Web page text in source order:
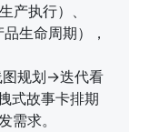
产执行）、
生命周期），
图规划→迭代看
式故事卡排期
需求。